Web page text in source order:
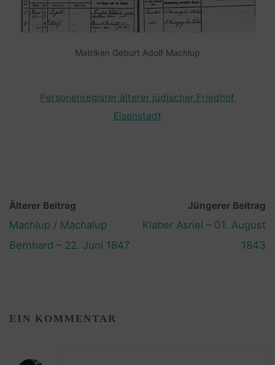
Matriken Geburt Adolf Machlup
Personenregister älterer jüdischer Friedhof
Eisenstadt
Älterer Beitrag
Machlup / Machalup
Bernhard – 22. Juni 1847
Jüngerer Beitrag
Klaber Asriel – 01. August
1843
EIN KOMMENTAR